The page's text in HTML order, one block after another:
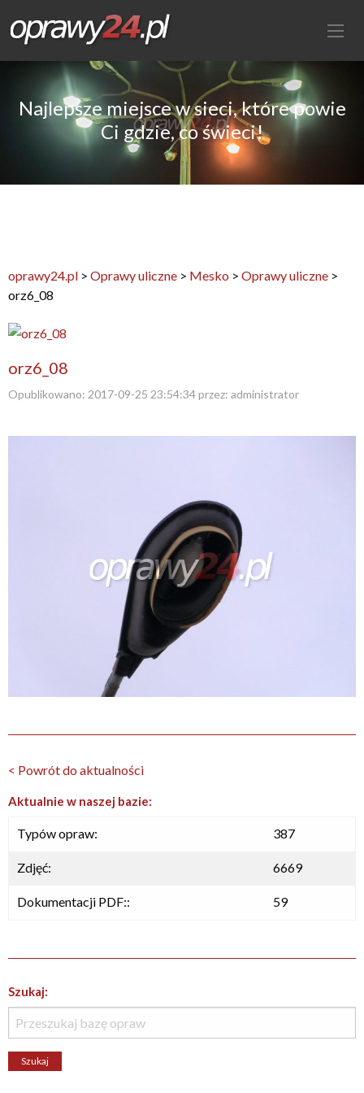
Najlepsze miejsce w sieci, które powie
Ci gdzie, co świeci!
oprawy24.pl > Oprawy uliczne > Mesko > Oprawy uliczne >
orz6_08
orz6_08
Opublikowano: 2017-09-25 23:54:34przez: administrator
< Powrót do aktualności
Aktualnie w naszej bazie:
Typów opraw: 387
Zdjęć: 6669
Dokumentacji PDF:: 59
Szukaj: